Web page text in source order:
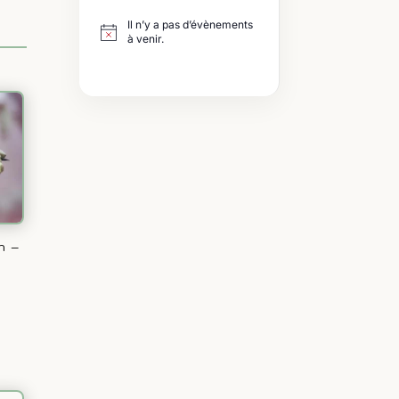
–
Il n’y a pas d’évènements
à venir.